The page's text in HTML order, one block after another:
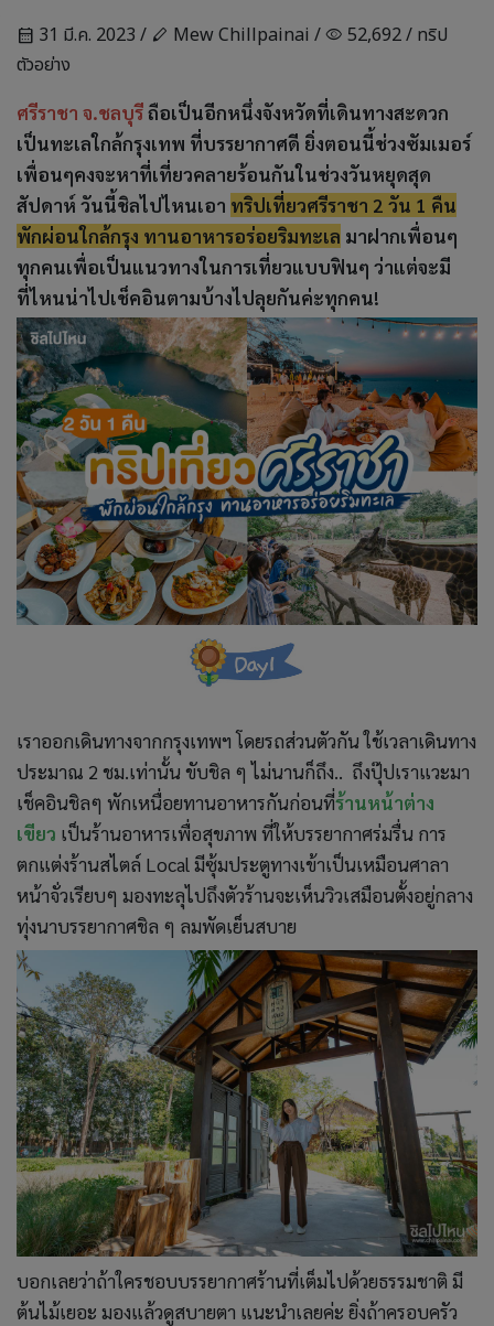
calendar_month 31 มี.ค. 2023 / stylus Mew Chillpainai / visibility 52,692 / ทริป
ตัวอย่าง
ศรีราชา จ.ชลบุรีถือเป็นอีกหนึ่งจังหวัดที่เดินทางสะดวก
เป็นทะเลใกล้กรุงเทพ ที่บรรยากาศดี ยิ่งตอนนี้ช่วงซัมเมอร์
เพื่อนๆคงจะหาที่เที่ยวคลายร้อนกันในช่วงวันหยุดสุด
สัปดาห์ วันนี้ชิลไปไหนเอา ทริปเที่ยวศรีราชา 2 วัน 1 คืน
พักผ่อนใกล้กรุง ทานอาหารอร่อยริมทะเล มาฝากเพื่อนๆ
ทุกคนเพื่อเป็นแนวทางในการเที่ยวแบบฟินๆ ว่าแต่จะมี
ที่ไหนน่าไปเช็คอินตามบ้างไปลุยกันค่ะทุกคน!
เราออกเดินทางจากกรุงเทพฯ โดยรถส่วนตัวกัน ใช้เวลาเดินทาง
ประมาณ 2 ชม.เท่านั้น ขับชิล ๆ ไม่นานก็ถึง.. ถึงปุ๊ปเราแวะมา
เช็คอินชิลๆ พักเหนื่อยทานอาหารกันก่อนที่ร้านหน้าต่าง
เขียว เป็นร้านอาหารเพื่อสุขภาพ ที่ให้บรรยากาศร่มรื่น การ
ตกแต่งร้านสไตล์ Local มีซุ้มประตูทางเข้าเป็นเหมือนศาลา
หน้าจั่วเรียบๆ มองทะลุไปถึงตัวร้านจะเห็นวิวเสมือนตั้งอยู่กลาง
ทุ่งนาบรรยากาศชิล ๆ ลมพัดเย็นสบาย
บอกเลยว่าถ้าใครชอบบรรยากาศร้านที่เต็มไปด้วยธรรมชาติ มี
ต้นไม้เยอะ มองแล้วดูสบายตา แนะนำเลยค่ะ ยิ่งถ้าครอบครัว